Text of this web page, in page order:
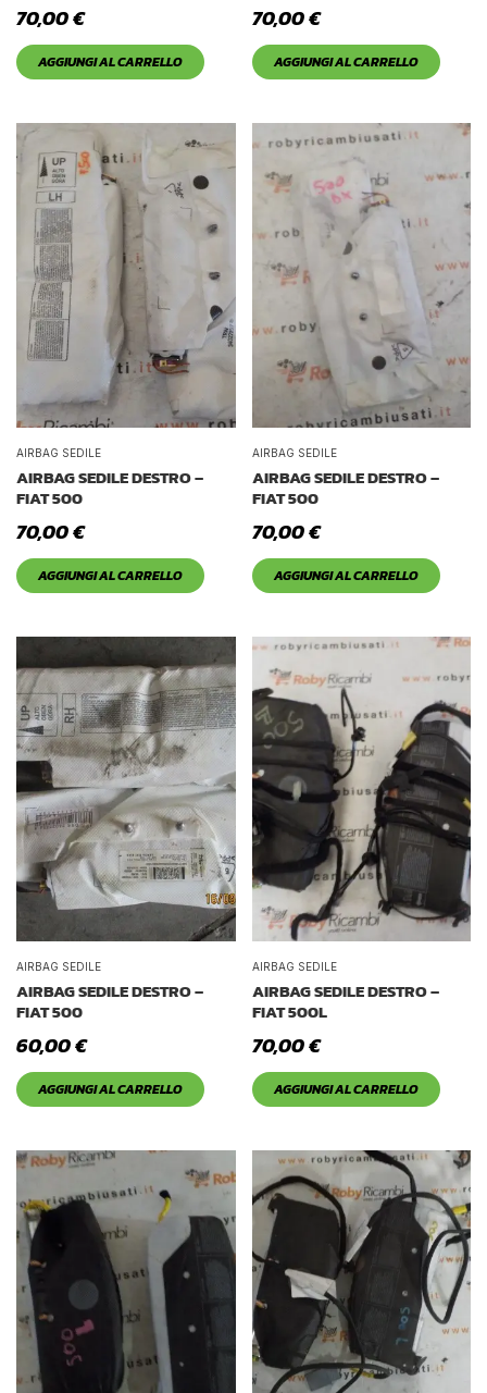
70,00€
AGGIUNGI AL CARRELLO
70,00€
AGGIUNGI AL CARRELLO
AIRBAG SEDILE
AIRBAG SEDILE DESTRO –
FIAT 500
70,00€
AGGIUNGI AL CARRELLO
AIRBAG SEDILE
AIRBAG SEDILE DESTRO –
FIAT 500
70,00€
AGGIUNGI AL CARRELLO
AIRBAG SEDILE
AIRBAG SEDILE DESTRO –
FIAT 500
60,00€
AGGIUNGI AL CARRELLO
AIRBAG SEDILE
AIRBAG SEDILE DESTRO –
FIAT 500L
70,00€
AGGIUNGI AL CARRELLO